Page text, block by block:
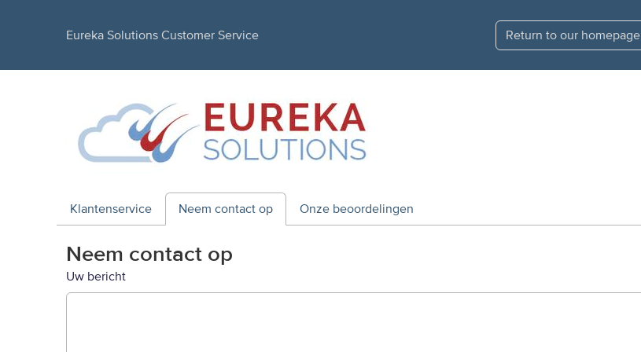
Eureka Solutions Customer Service Return to our homepage
Klantenservice Neem contact op Onze beoordelingen
Neem contact op
Uw bericht